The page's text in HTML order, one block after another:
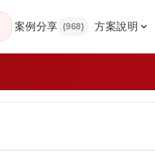
案例分享 (968) 方案說明